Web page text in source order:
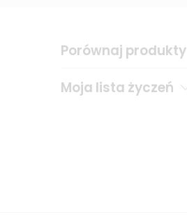
Porównaj produkty
Moja lista życzeń